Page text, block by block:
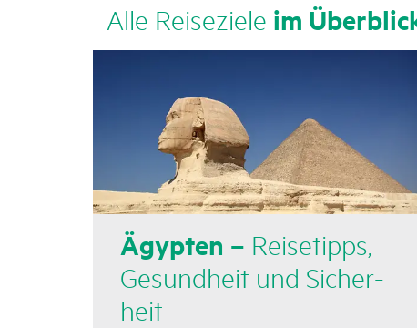
Alle Reise­ziele im
Ägypten – Reise­tipps,
Gesund­heit und Sicher­
heit